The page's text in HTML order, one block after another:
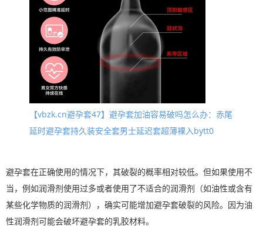
【vbzk.cn避孕套47】避孕套加油容易破吗怎么办：赤尾
延时避孕套持久装安全套男士延迟套超薄裸入bytt0
避孕套在正确使用的情况下，其破裂的概率相对较低。但如果使用不
当，例如润滑剂使用过多或者使用了不适合的润滑剂（如油性或含有
某些化学物质的润滑剂），确实可能增加避孕套破裂的风险。因为油
性润滑剂可能会破坏避孕套的乳胶材料。